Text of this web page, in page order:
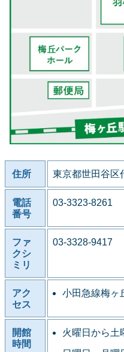
住所 東京都世田谷区
電話
番号
03-3323-8261
ファ
クシ
ミリ
03-3328-9417
アク
セス
小田急線梅ヶ
開館
時間
火曜日から